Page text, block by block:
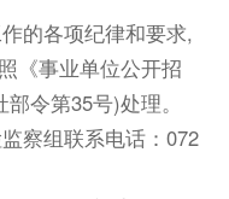
的各项纪律和要求,
《事业单位公开招
令第35号)处理。
察组联系电话：072